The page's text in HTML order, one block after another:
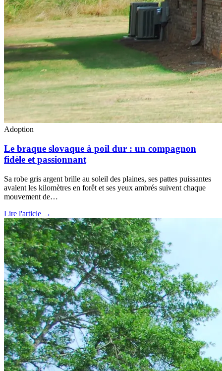
Adoption
Le braque slovaque à poil dur : un compagnon
fidèle et passionnant
Sa robe gris argent brille au soleil des plaines, ses pattes puissantes
avalent les kilomètres en forêt et ses yeux ambrés suivent chaque
mouvement de…
Lire l'article →